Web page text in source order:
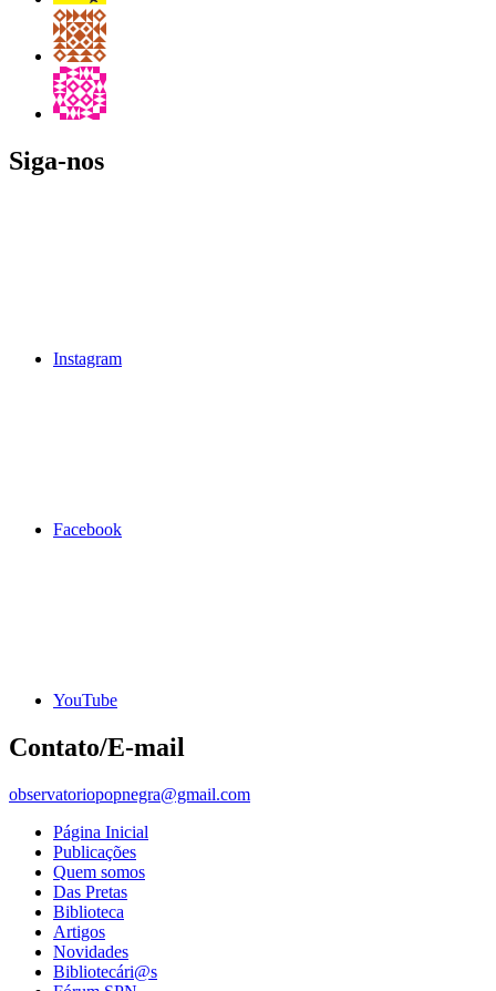
Siga-nos
Instagram
Facebook
YouTube
Contato/E-mail
observatoriopopnegra@gmail.com
Página Inicial
Publicações
Quem somos
Das Pretas
Biblioteca
Artigos
Novidades
Bibliotecári@s